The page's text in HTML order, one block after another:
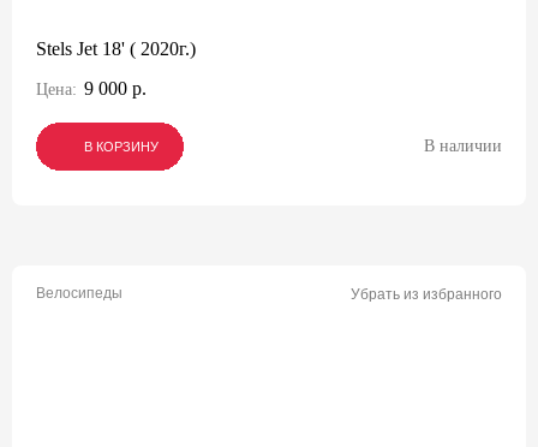
Stels Jet 18' ( 2020г.)
Цена: 9 000 р.
В КОРЗИНУ
В КОРЗИНУ
В КОРЗИНУ В наличии
Велосипеды Убрать из избранного